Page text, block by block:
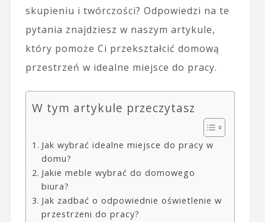
skupieniu i twórczości? Odpowiedzi na te
pytania znajdziesz w naszym artykule,
który pomoże Ci przekształcić domową
przestrzeń w idealne miejsce do pracy.
W tym artykule przeczytasz
Jak wybrać idealne miejsce do pracy w
domu?
Jakie meble wybrać do domowego
biura?
Jak zadbać o odpowiednie oświetlenie w
przestrzeni do pracy?